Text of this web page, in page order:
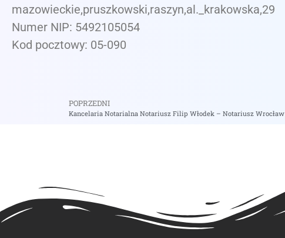
mazowieckie,pruszkowski,raszyn,al._krakowska,29
Numer NIP: 5492105054
Kod pocztowy: 05-090
POPRZEDNI
Kancelaria Notarialna Notariusz Filip Włodek – Notariusz Wrocław